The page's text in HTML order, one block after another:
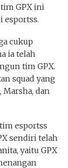
GPX ini
esportss.
cukup
ia telah
tim GPX.
squad yang
dan
esportss
sendiri telah
yaitu GPX